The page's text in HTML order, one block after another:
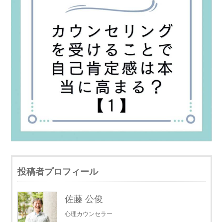
投稿者プロフィール
佐藤 公俊
心理カウンセラー